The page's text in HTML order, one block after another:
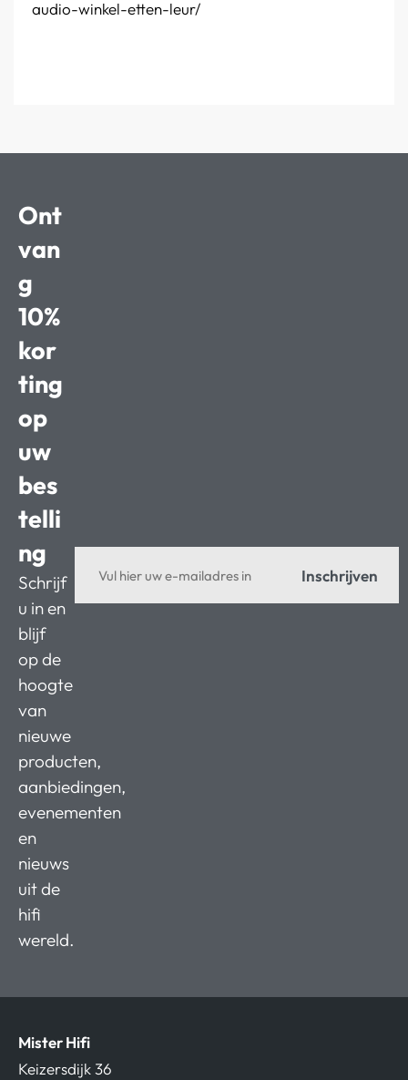
audio-winkel-etten-leur/
Ont
van
g
10%
kor
ting
op
uw
bes
telli
ng
Schrijf
u in en
blijf
op de
hoogte
van
nieuwe
producten,
aanbiedingen,
evenementen
en
nieuws
uit de
hifi
wereld.
Inschrijven
Mister Hifi
Keizersdijk 36